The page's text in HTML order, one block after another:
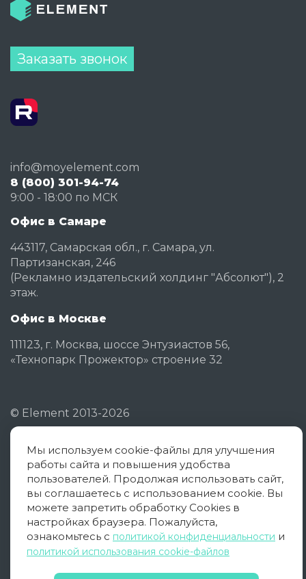
Заказать звонок
info@moyelement.com
8 (800) 301-94-74
9:00 - 18:00 по МСК
Офис в Самаре
443117, Самарская обл., г. Самара, ул.
Партизанская, 246
(Рекламно издательский холдинг "Абсолют"), 2
этаж.
Офис в Москве
111123, г. Москва, шоссе Энтузиастов 56,
«Технопарк Прожектор» строение 32
© Element 2013-2026
Политика конфиденциальности
Согласие на обработку ПД
Политика использования cookies
Оферта
Мы используем cookie-файлы для улучшения
работы сайта и повышения удобства
пользователей. Продолжая использовать сайт,
вы соглашаетесь с использованием cookie. Вы
можете запретить обработку Cookies в
настройках браузера. Пожалуйста,
ознакомьтесь с политикой конфиденциальности и
политикой использования cookie-файлов